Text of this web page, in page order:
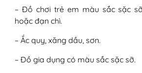
– Đồ chơi trẻ em màu sắc sặc
hoặc đạn chì.
– Ắc quy, xăng dầu, sơn.
– Đồ gia dụng có màu sắc sặc sỡ.